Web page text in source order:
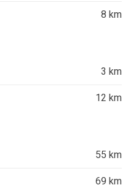
8 km
3 km
12 km
55 km
69 km